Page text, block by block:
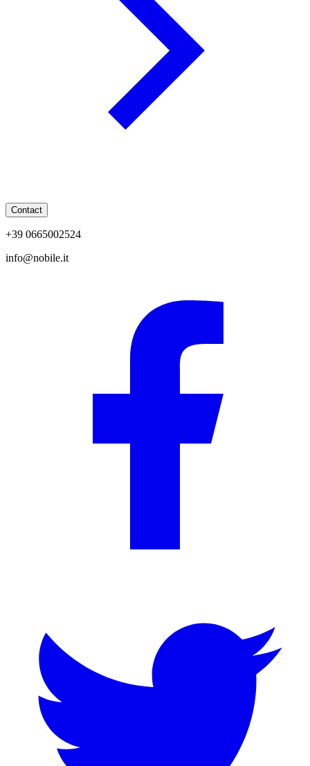
Contact
+39 0665002524
info@nobile.it